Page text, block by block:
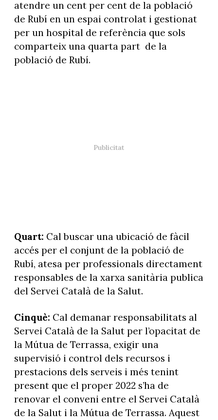
atendre un cent per cent de la població
de Rubí en un espai controlat i gestionat
per un hospital de referència que sols
comparteix una quarta part de la
població de Rubí.
Quart: Cal buscar una ubicació de fàcil
accés per el conjunt de la població de
Rubí, atesa per professionals directament
responsables de la xarxa sanitària publica
del Servei Català de la Salut.
Cinquè: Cal demanar responsabilitats al
Servei Català de la Salut per l’opacitat de
la Mútua de Terrassa, exigir una
supervisió i control dels recursos i
prestacions dels serveis i més tenint
present que el proper 2022 s’ha de
renovar el conveni entre el Servei Català
de la Salut i la Mútua de Terrassa. Aquest